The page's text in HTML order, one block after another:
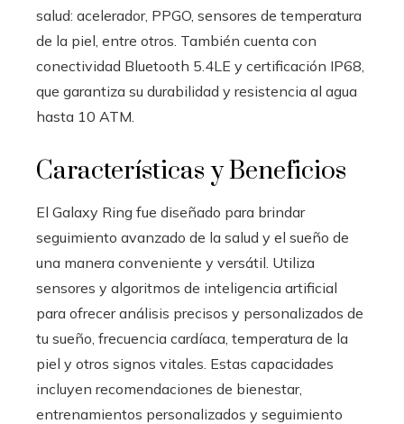
salud: acelerador, PPGO, sensores de temperatura
de la piel, entre otros. También cuenta con
conectividad Bluetooth 5.4LE y certificación IP68,
que garantiza su durabilidad y resistencia al agua
hasta 10 ATM.
Características y Beneficios
El Galaxy Ring fue diseñado para brindar
seguimiento avanzado de la salud y el sueño de
una manera conveniente y versátil. Utiliza
sensores y algoritmos de inteligencia artificial
para ofrecer análisis precisos y personalizados de
tu sueño, frecuencia cardíaca, temperatura de la
piel y otros signos vitales. Estas capacidades
incluyen recomendaciones de bienestar,
entrenamientos personalizados y seguimiento